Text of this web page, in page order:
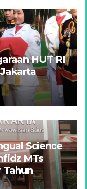
HUT RI
Science
MTs
Tahun